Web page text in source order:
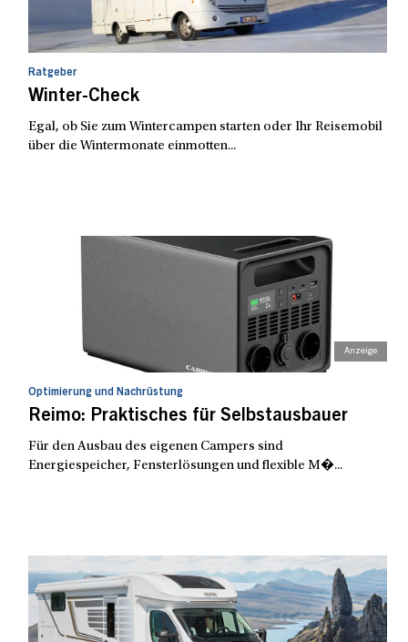
Ratgeber
Winter-Check
Egal, ob Sie zum Wintercampen starten oder Ihr Reisemobil
über die Wintermonate einmotten...
Optimierung und Nachrüstung
Reimo: Praktisches für Selbstausbauer
Für den Ausbau des eigenen Campers sind
Energiespeicher, Fensterlösungen und flexible M�...